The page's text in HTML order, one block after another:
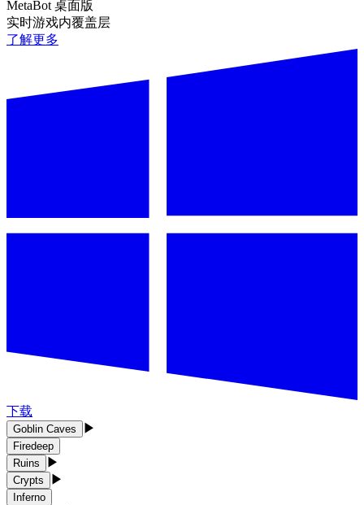
MetaBot 桌面版
实时游戏内覆盖层
了解更多
下载
Goblin Caves ▶
Firedeep
Ruins
▶
Crypts ▶
Inferno